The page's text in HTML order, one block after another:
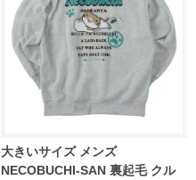
大きいサイズ メンズ
NECOBUCHI-SAN 裏起毛 クル